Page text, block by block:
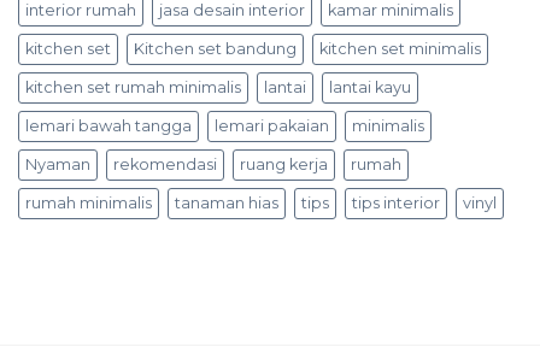
interior rumah jasa desain interior kamar minimalis
kitchen set Kitchen set bandung kitchen set minimalis
kitchen set rumah minimalis lantai lantai kayu
lemari bawah tangga lemari pakaian minimalis
Nyaman rekomendasi ruang kerja rumah
rumah minimalis tanaman hias tips tips interior vinyl